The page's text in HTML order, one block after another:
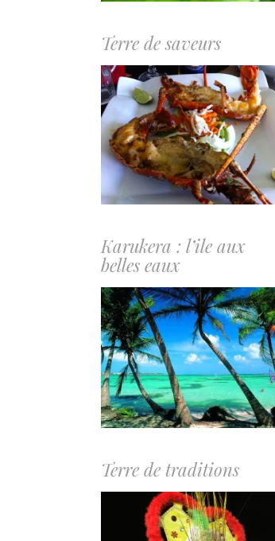
Terre de saveurs
Karukera : l’ile aux
belles eaux
Terre de traditions